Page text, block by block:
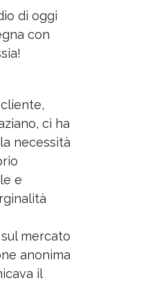
di oggi
con
ci ha
necessità
e
mercato
anonima
il